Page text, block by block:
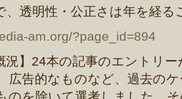
、透明性・公正さは年を経
am.org/?page_id=894
】 24本の記事のエントリー
広告的なものなど、過去の